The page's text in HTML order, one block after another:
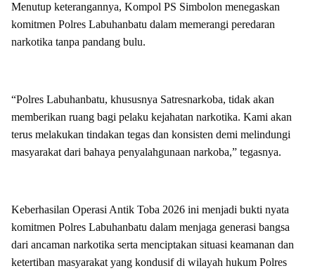
Menutup keterangannya, Kompol PS Simbolon menegaskan
komitmen Polres Labuhanbatu dalam memerangi peredaran
narkotika tanpa pandang bulu.
“Polres Labuhanbatu, khususnya Satresnarkoba, tidak akan
memberikan ruang bagi pelaku kejahatan narkotika. Kami akan
terus melakukan tindakan tegas dan konsisten demi melindungi
masyarakat dari bahaya penyalahgunaan narkoba,” tegasnya.
Keberhasilan Operasi Antik Toba 2026 ini menjadi bukti nyata
komitmen Polres Labuhanbatu dalam menjaga generasi bangsa
dari ancaman narkotika serta menciptakan situasi keamanan dan
ketertiban masyarakat yang kondusif di wilayah hukum Polres